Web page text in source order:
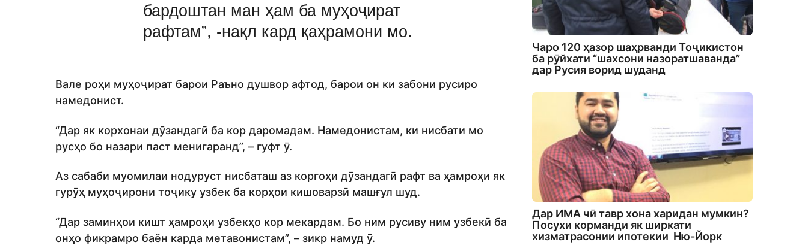
бардоштан ман ҳам ба муҳоҷират
рафтам”, -нақл кард қаҳрамони мо.
Вале роҳи муҳоҷират барои Раъно душвор афтод, барои он ки забони русиро
намедонист.
“Дар як корхонаи дӯзандагӣ ба кор даромадам. Намедонистам, ки нисбати мо
русҳо бо назари паст менигаранд”, – гуфт ӯ.
Аз сабаби муомилаи нодуруст нисбаташ аз коргоҳи дӯзандагӣ рафт ва ҳамроҳи як
гурӯҳ муҳоҷирони тоҷику узбек ба корҳои кишоварзӣ машғул шуд.
“Дар заминҳои кишт ҳамроҳи узбекҳо кор мекардам. Бо ним русиву ним узбекӣ ба
онҳо фикрамро баён карда метавонистам”, – зикр намуд ӯ.
Чаро 120 ҳазор шаҳрванди Тоҷикистон
ба рӯйхати “шахсони назоратшаванда”
дар Русия ворид шуданд
Дар ИМА чӣ тавр хона харидан мумкин?
Посухи корманди як ширкати
хизматрасонии ипотекии Ню-Йорк